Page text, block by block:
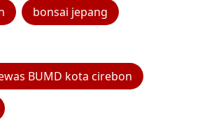
bonsai jepang
BUMD kota cirebon